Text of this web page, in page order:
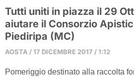
Tutti uniti in piazza il 29
aiutare il Consorzio
Piediripa (MC)
AOSTA 17 DICEMBRE 2017 1:12
Pomeriggio destinato alla raccolta